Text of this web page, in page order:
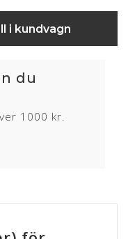
i kundvagn
du
1000 kr.